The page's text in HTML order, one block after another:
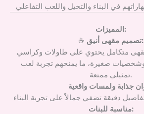
المميزات:
☕
تصميم مقهى أنيق:
متكامل يحتوي على طاولات وكراسي
صغيرة، ما يمنحهم تجربة لعب
تمثيلي ممتعة.
مناسبة للبنات: